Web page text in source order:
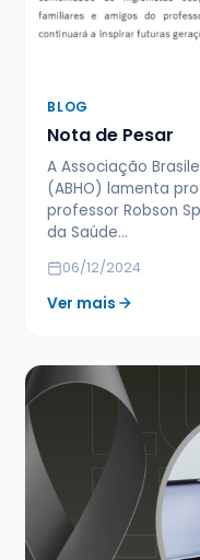
BLOG
Nota de Pesar
A Associação
(ABHO) lamenta
professor Robson
da Saúde…
06/12/2024
Ver mais